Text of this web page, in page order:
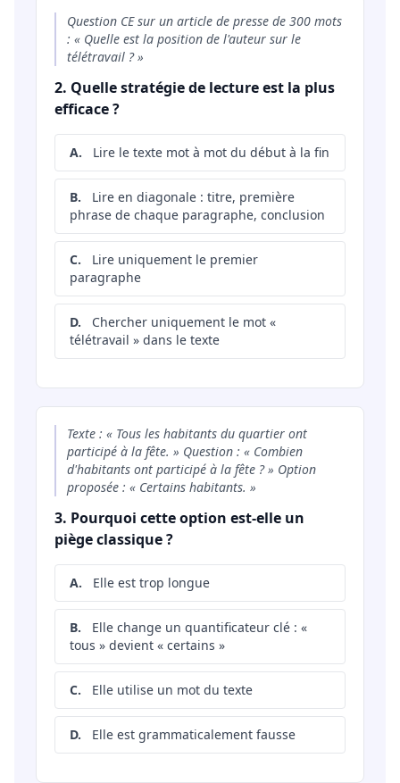
Question CE sur un article de presse de 300 mots
: « Quelle est la position de l'auteur sur le
télétravail ? »
2. Quelle stratégie de lecture est la plus
efficace ?
A. Lire le texte mot à mot du début à la fin
B.
Lire en diagonale : titre, première
phrase de chaque paragraphe, conclusion
C.
Lire uniquement le premier
paragraphe
D.
Chercher uniquement le mot «
télétravail » dans le texte
Texte : « Tous les habitants du quartier ont
participé à la fête. » Question : « Combien
d'habitants ont participé à la fête ? » Option
proposée : « Certains habitants. »
3. Pourquoi cette option est-elle un
piège classique ?
A. Elle est trop longue
B.
Elle change un quantificateur clé : «
tous » devient « certains »
C. Elle utilise un mot du texte
D. Elle est grammaticalement fausse